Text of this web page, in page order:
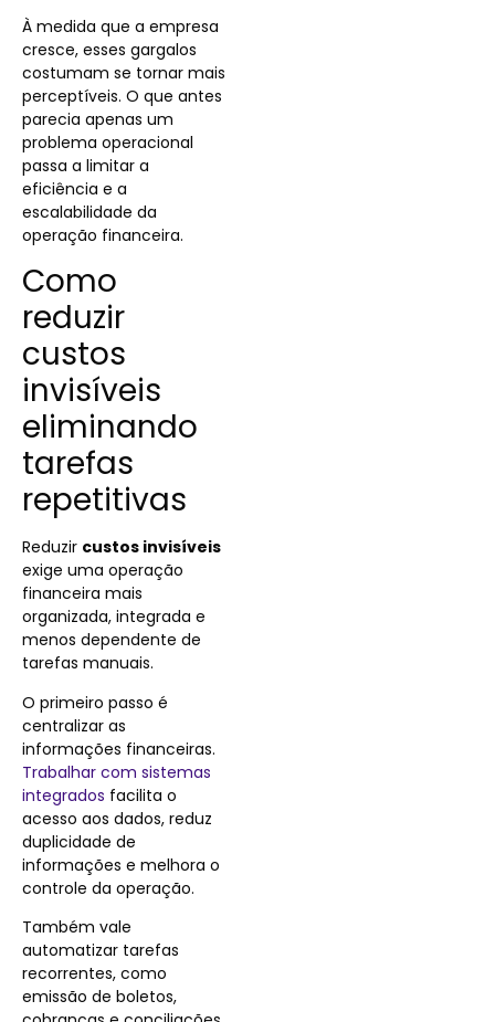
À medida que a empresa
cresce, esses gargalos
costumam se tornar mais
perceptíveis. O que antes
parecia apenas um
problema operacional
passa a limitar a
eficiência e a
escalabilidade da
operação financeira.
Como
reduzir
custos
invisíveis
eliminando
tarefas
repetitivas
Reduzir custos invisíveis
exige uma operação
financeira mais
organizada, integrada e
menos dependente de
tarefas manuais.
O primeiro passo é
centralizar as
informações financeiras.
Trabalhar com sistemas
integrados facilita o
acesso aos dados, reduz
duplicidade de
informações e melhora o
controle da operação.
Também vale
automatizar tarefas
recorrentes, como
emissão de boletos,